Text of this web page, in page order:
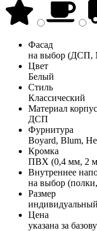
Фасад
на выбор
Цвет
Белый
Стиль
Классический
Материал
ДСП
Фурнитура
Boyard, Blum,
Кромка
ПВХ (0,4 мм, 2
Внутреннее
на выбор
Размер
индивидуальный
Цена
указана за